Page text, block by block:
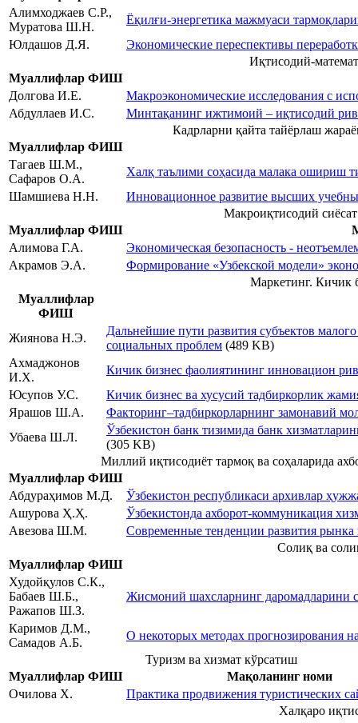
Алимходжаев С.Р.,
Муратова Ш.Н.
Ёқилғи-энергетика мажмуаси
Юлдашов Д.Я.
Экономические переспективы
Иқтисодий-
Муаллифлар ФИШ
Долгова И.Е.
Макроэкономические исследования с
Абдуллаев И.С.
Минтақанинг ижтимoий – иқтисoдий
Кадрларни қайта тайёрлаш
Муаллифлар ФИШ
Тагаев Ш.М.,
Сафаров О.А.
Халқ таълими соҳасида малака ошириш
Шамшиева Н.Н.
Инновационное развитие высших
Макроиқтисодий
Муаллифлар ФИШ
Алимова Г.А.
Экономическая безопасность -
Акрамов Э.А.
Формирование «Узбекской модели»
Маркетинг. Кичик
Муаллифлар
ФИШ
Жиянова Н.Э.
Дальнейшие пути развития субъектов
социальных проблем (489 KB)
Ахмаджонов
И.Х.
Кичик бизнес фаолиятининг инновацион
Юсупов У.С.
Кичик бизнес ва хусусий тадбиркорлик
Ярашов Ш.А.
Факторинг–тадбиркорларнинг замонавий
Убаева Ш.Л.
Ўзбекистон банк тизимида банк
(305 KB)
Миллий иқтисодиёт тармоқ ва соҳаларида
Муаллифлар ФИШ
Абдураҳимов М.Д.
Ўзбекистон республикаси архивлар
Ашурова Ҳ.Ҳ.
Ўзбекистонда ахборот-коммуникация
Авезова Ш.М.
Современные тенденции развития
Солиқ ва
Муаллифлар ФИШ
Худойқулов С.К.,
Бабаев Ш.Б.,
Ражапов Ш.З.
Жисмоний шахсларнинг даромадларини
Каримов Д.М.,
Самадов А.Б.
О некоторых методах прогнозирования
Туризм ва хизмат кўрсатиш
Муаллифлар ФИШ
Мақоланинг номи
Очилова Х.
Практика продвижения туристических
Халқаро